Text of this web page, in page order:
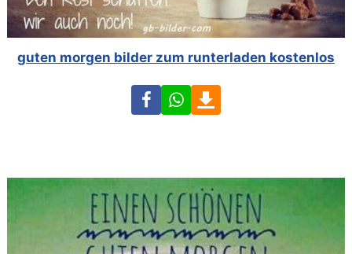
guten morgen bilder zum runterladen kostenlos
FacebookWhatsApp